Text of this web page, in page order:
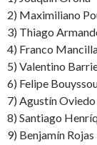
2) Maximiliano
3) Thiago
4) Franco
5) Valentino
6) Felipe
7) Agustín Oviedo
8) Santiago
9) Benjamín Rojas